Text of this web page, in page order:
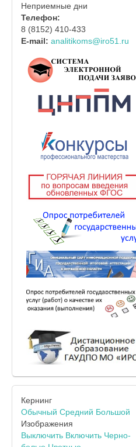
Неприемные дни
Телефон:
8 (8152) 410-433
E-mail: analitikoms@iro51.ru
Кернинг
Обычный Средний Большой
Изображения
Выключить Включить Черно-